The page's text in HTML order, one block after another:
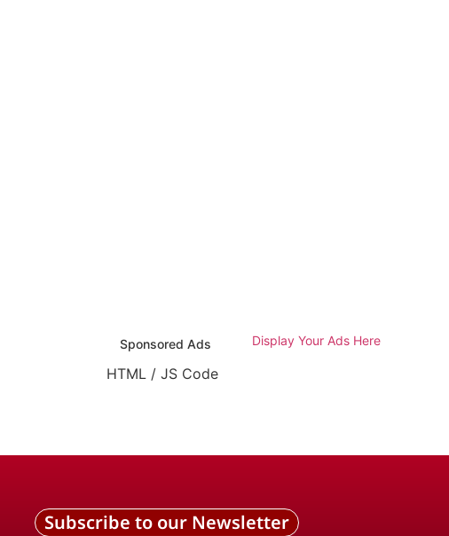
Sponsored Ads Display Your Ads Here
HTML / JS Code
Subscribe to our Newsletter